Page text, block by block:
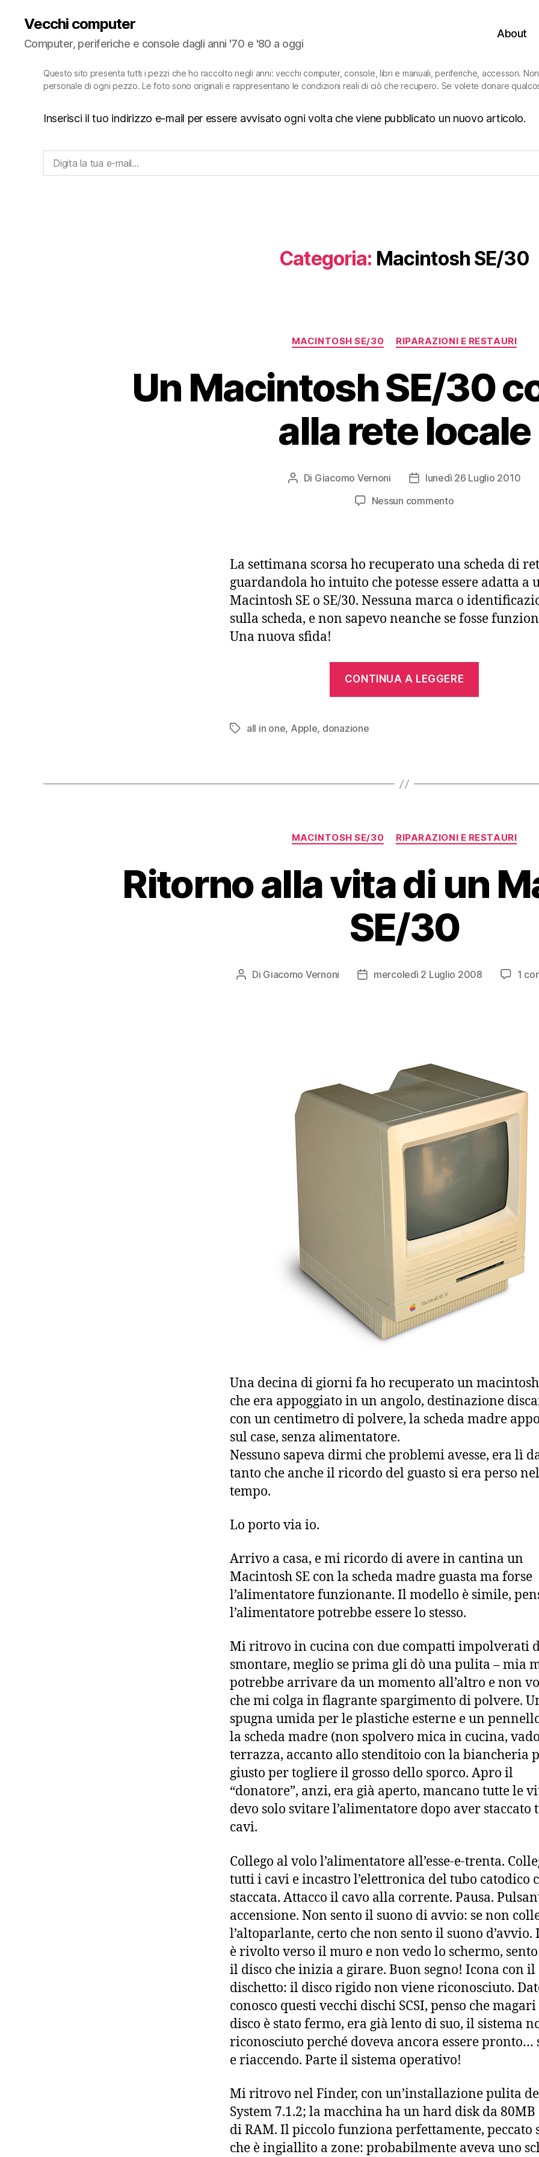
Vecchi computer
Computer, periferiche e console dagli anni '70 e '80 a oggi
About
Questo sito presenta tutti i pezzi che ho raccolto negli anni: vecchi computer, console, libri e manuali, periferiche, accessori.
personale di ogni pezzo. Le foto sono originali e rappresentano le condizioni reali di ciò che recupero. Se volete donare
Inserisci il tuo indirizzo e-mail per essere avvisato ogni volta che viene pubblicato un nuovo articolo.
Digita la tua e-mail...
Categoria: Macintosh SE/30
Categorie
MACINTOSH SE/30 RIPARAZIONI E RESTAURI
Un Macintosh SE/30
alla rete locale
Autore
Di Giacomo Vernoni
Datalunedì 26 Luglio 2010
Nessun commentosu
connesso
alla
rete
locale
La settimana scorsa ho recuperato una scheda di
guardandola ho intuito che potesse essere adatta a
Macintosh SE o SE/30. Nessuna marca o
sulla scheda, e non sapevo neanche se fosse
Una nuova sfida!
CONTINUA A LEGGERE
locale”
Tag all in one, Apple, donazione
Categorie
MACINTOSH SE/30 RIPARAZIONI E RESTAURI
Ritorno alla vita di un
SE/30
Autore
Di Giacomo Vernoni
Datamercoledì 2 Luglio 2008 1
Una decina di giorni fa ho recuperato un macintosh
che era appoggiato in un angolo, destinazione
con un centimetro di polvere, la scheda madre
sul case, senza alimentatore.
Nessuno sapeva dirmi che problemi avesse, era lì
tanto che anche il ricordo del guasto si era perso nel
tempo.
Lo porto via io.
Arrivo a casa, e mi ricordo di avere in cantina un
Macintosh SE con la scheda madre guasta ma forse
l’alimentatore funzionante. Il modello è simile,
l’alimentatore potrebbe essere lo stesso.
Mi ritrovo in cucina con due compatti impolverati
smontare, meglio se prima gli dò una pulita – mia
potrebbe arrivare da un momento all’altro e non
che mi colga in flagrante spargimento di polvere.
spugna umida per le plastiche esterne e un
la scheda madre (non spolvero mica in cucina,
terrazza, accanto allo stenditoio con la biancheria
giusto per togliere il grosso dello sporco. Apro il
“donatore”, anzi, era già aperto, mancano tutte le
devo solo svitare l’alimentatore dopo aver staccato
cavi.
Collego al volo l’alimentatore all’esse-e-trenta.
tutti i cavi e incastro l’elettronica del tubo catodico
staccata. Attacco il cavo alla corrente. Pausa.
accensione. Non sento il suono di avvio: se non
l’altoparlante, certo che non sento il suono d’avvio.
è rivolto verso il muro e non vedo lo schermo,
il disco che inizia a girare. Buon segno! Icona con il
dischetto: il disco rigido non viene riconosciuto.
conosco questi vecchi dischi SCSI, penso che
disco è stato fermo, era già lento di suo, il sistema
riconosciuto perché doveva ancora essere pronto…
e riaccendo. Parte il sistema operativo!
Mi ritrovo nel Finder, con un’installazione pulita
System 7.1.2; la macchina ha un hard disk da 80MB
di RAM. Il piccolo funziona perfettamente, peccato
che è ingiallito a zone: probabilmente aveva uno